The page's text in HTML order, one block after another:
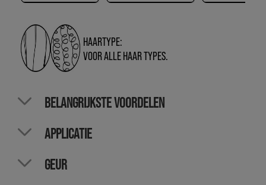
HAARTYPE:
VOOR ALLE HAAR TYPES.
BELANGRIJKSTE VOORDELEN
APPLICATIE
GEUR